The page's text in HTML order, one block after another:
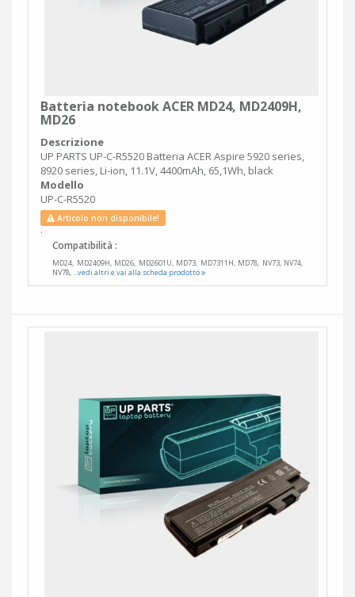
Batteria notebook ACER MD24, MD2409H,
MD26
Descrizione
UP PARTS UP-C-R5520 Batteria ACER Aspire 5920 series,
8920 series, Li-ion, 11.1V, 4400mAh, 65,1Wh, black
Modello
UP-C-R5520
Articolo non disponibile!
.
Compatibilità :
MD24, MD2409H, MD26, MD2601U, MD73, MD7311H, MD78, NV73, NV74,
NV78,...vedi altri e vai alla scheda prodotto